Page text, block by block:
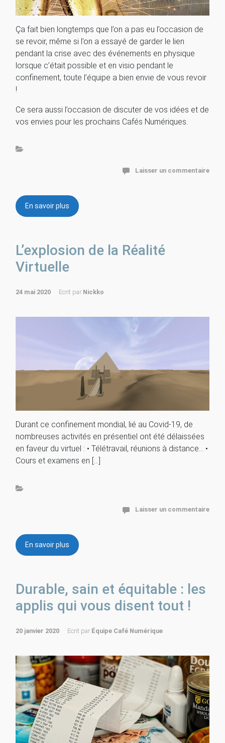
Ça fait bien longtemps que l’on a pas eu l’occasion de
se revoir, même si l’on a essayé de garder le lien
pendant la crise avec des événements en physique
lorsque c’était possible et en visio pendant le
confinement, toute l’équipe a bien envie de vous revoir
!
Ce sera aussi l’occasion de discuter de vos idées et de
vos envies pour les prochains Cafés Numériques.
Laisser un commentaire
En savoir plus
L’explosion de la Réalité
Virtuelle
24 mai 2020 Ecrit par Nickko
Durant ce confinement mondial, lié au Covid-19, de
nombreuses activités en présentiel ont été délaissées
en faveur du virtuel : • Télétravail, réunions à distance… •
Cours et examens en […]
Laisser un commentaire
En savoir plus
Durable, sain et équitable : les
applis qui vous disent tout !
20 janvier 2020 Ecrit par Équipe Café Numérique